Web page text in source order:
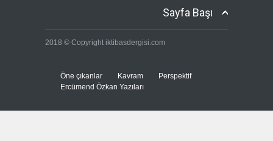
'savaşalım' demek
Pentagon, ABD halkına UFO
Sayfa Başı
2018 © Copyright iktibasdergisi.com
Öne çıkanlar Kavram
Perspektif
Ercümend Özkan Yazıları